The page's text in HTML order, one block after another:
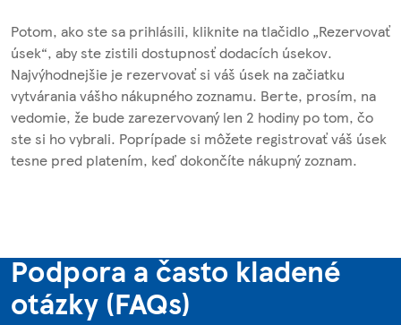
Potom, ako ste sa prihlásili, kliknite na tlačidlo „Rezervovať
úsek“, aby ste zistili dostupnosť dodacích úsekov.
Najvýhodnejšie je rezervovať si váš úsek na začiatku
vytvárania vášho nákupného zoznamu. Berte, prosím, na
vedomie, že bude zarezervovaný len 2 hodiny po tom, čo
ste si ho vybrali. Poprípade si môžete registrovať váš úsek
tesne pred platením, keď dokončíte nákupný zoznam.
Podpora a často kladené
otázky (FAQs)